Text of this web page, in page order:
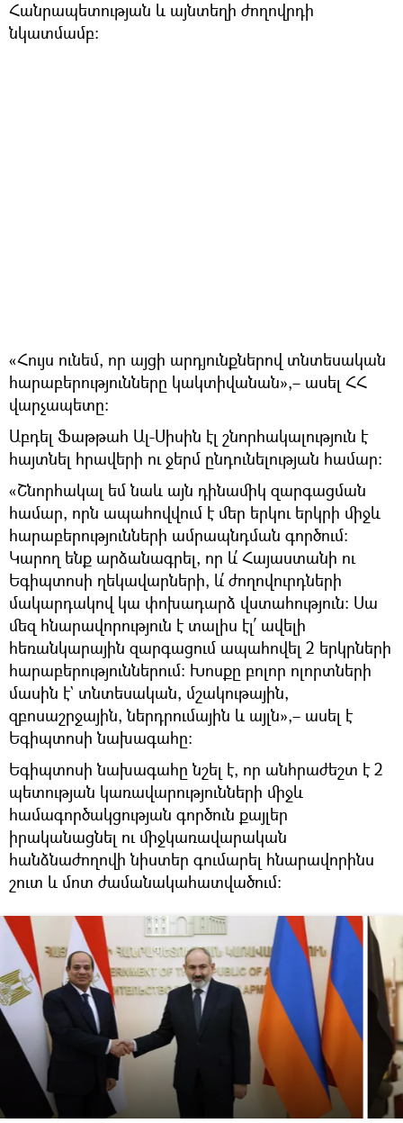
Հանրապետության և այնտեղի ժողովրդի
նկատմամբ։
«Հույս ունեմ, որ այցի արդյունքներով տնտեսական
հարաբերությունները կակտիվանան»,– ասել ՀՀ
վարչապետը։
Աբդել Ֆաթթահ Ալ-Սիսին էլ շնորհակալություն է
հայտնել հրավերի ու ջերմ ընդունելության համար։
«Շնորհակալ եմ նաև այն դինամիկ զարգացման
համար, որն ապահովվում է մեր երկու երկրի միջև
հարաբերությունների ամրապնդման գործում։
Կարող ենք արձանագրել, որ և՛ Հայաստանի ու
Եգիպտոսի ղեկավարների, և՛ ժողովուրդների
մակարդակով կա փոխադարձ վստահություն։ Սա
մեզ հնարավորություն է տալիս էլ՛ ավելի
հեռանկարային զարգացում ապահովել 2 երկրների
հարաբերություններում։ Խոսքը բոլոր ոլորտների
մասին է` տնտեսական, մշակութային,
զբոսաշրջային, ներդրումային և այլն»,– ասել է
Եգիպտոսի նախագահը։
Եգիպտոսի նախագահը նշել է, որ անհրաժեշտ է 2
պետության կառավարությունների միջև
համագործակցության գործուն քայլեր
իրականացնել ու միջկառավարական
հանձնաժողովի նիստեր գումարել հնարավորինս
շուտ և մոտ ժամանակահատվածում։